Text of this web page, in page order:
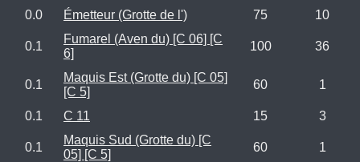
0.0 Émetteur (Grotte de l') 75 10
0.1
Fumarel (Aven du) [C 06] [C
6]
100 36
0.1
Maquis Est (Grotte du) [C 05]
[C 5]
60 1
0.1 C 11 15 3
0.1
Maquis Sud (Grotte du) [C
05] [C 5]
60 1